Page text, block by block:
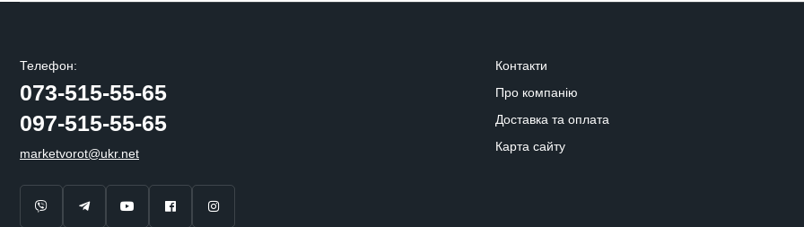
Телефон:
073-515-55-65
097-515-55-65
marketvorot@ukr.net
Контакти
Про компанію
Доставка та оплата
Карта сайту